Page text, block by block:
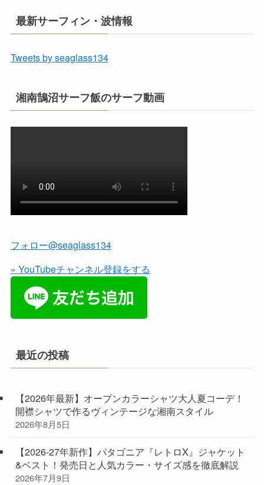
最新サーフィン・波情報
Tweets by seaglass134
湘南鵠沼サーフ飯のサーフ動画
フォロー@seaglass134
» YouTubeチャンネル登録をする
最近の投稿
【2026年最新】オープンカラーシャツ大人夏コーデ！
開襟シャツで作るヴィンテージな湘南スタイル
2026年8月5日
【2026-27年新作】パタゴニア『レトロX』ジャケット
&ベスト！発売日と人気カラー・サイズ感を徹底解説
2026年7月9日